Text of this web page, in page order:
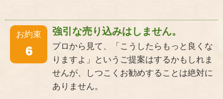
お約束
6
強引な売り込みはしません。
プロから見て、「こうしたらもっと良くな
りますよ」というご提案はするかもしれま
せんが、しつこくお勧めすることは絶対に
ありません。